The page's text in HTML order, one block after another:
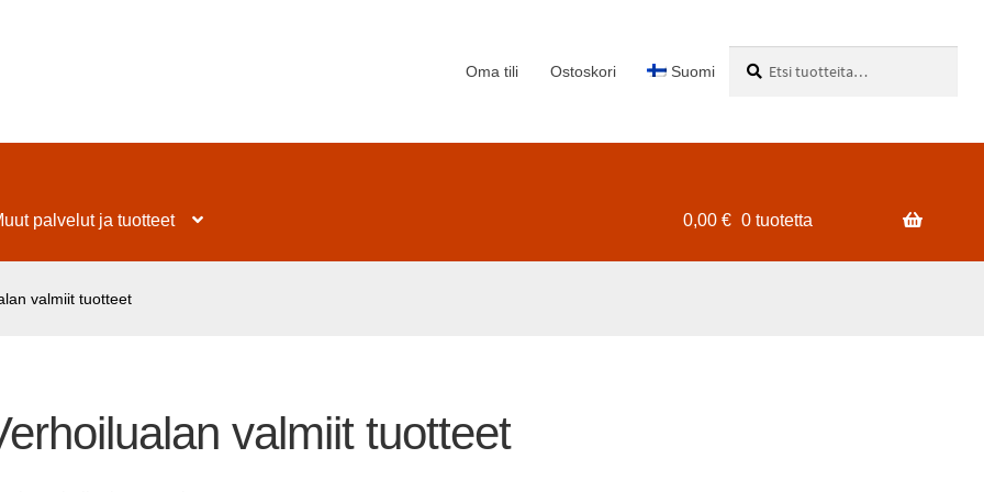
Oma tili Ostoskori Suomi
Haku
palvelut ja tuotteet 0,00€ 0 tuotetta
valmiit tuotteet
valmiit tuotteet